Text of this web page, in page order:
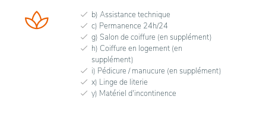
b) Assistance technique
c) Permanence 24h/24
g) Salon de coiffure (en supplément)
h) Coiffure en logement (en
supplément)
i) Pédicure / manucure (en supplément)
x) Linge de literie
y) Matériel d'incontinence